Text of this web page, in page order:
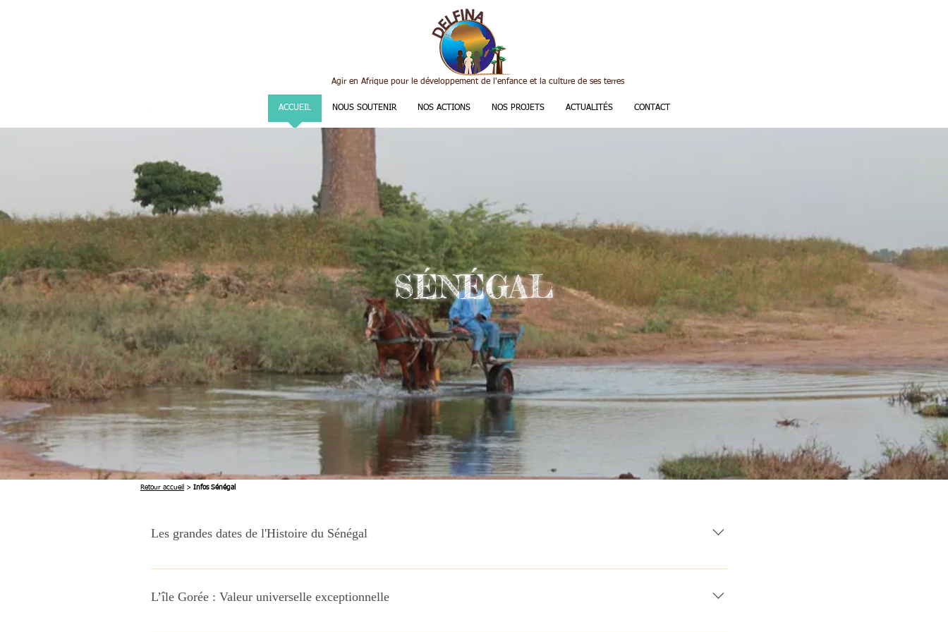
Agir en Afrique pour le développement de l'enfance et la culture de ses terres
ACCUEIL NOUS SOUTENIR NOS ACTIONS NOS PROJETS ACTUALITÉS CONTACT
SÉNÉGAL
Les grandes dates de l'Histoire du Sénégal
Les premières colonisations : En l’état actuel de nos connaissances, on peut considérer que les hommes sont
a trouvé les plus anciennes traces de vie humaine. La colonisation en 1442, arrivée des premiers colons Portugais
L’île Gorée : Valeur universelle exceptionnelle
Retour accueil > Infos Sénégal